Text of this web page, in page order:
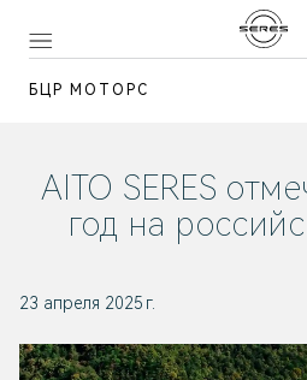
БЦР МОТОРС
AITO SERES
год на
23 апреля 2025 г.